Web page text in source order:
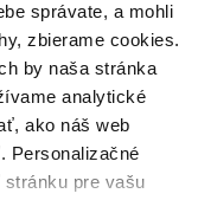
správate, a mohli
zbierame cookies.
by naša stránka
analytické
ako náš web
Personalizačné
pre vašu